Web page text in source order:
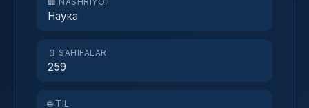
Наука
📄 SAHIFALAR
259
🌐 TIL